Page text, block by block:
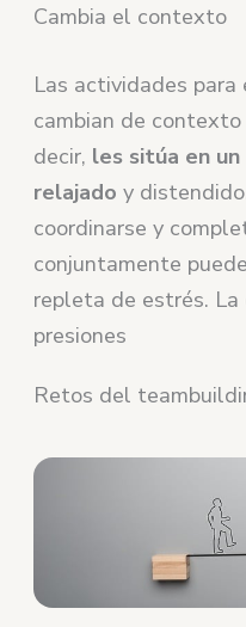
Cambia el contexto
Las actividades para
cambian de
decir, les sitúa en
relajado y
coordinarse y
conjuntamente
repleta de estrés.
presiones
Retos del